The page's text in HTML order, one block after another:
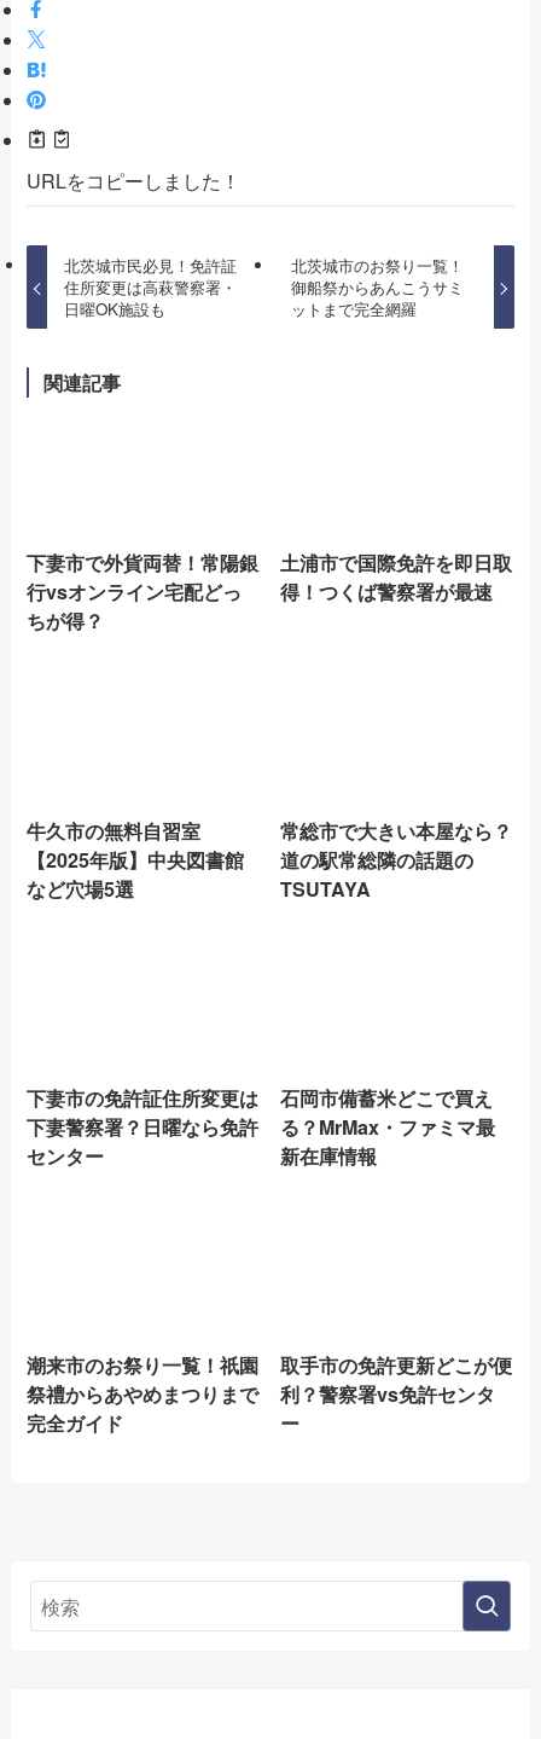
URLをコピーしました！
北茨城市民必見！免許証
住所変更は高萩警察署・
日曜OK施設も
北茨城市のお祭り一覧！
御船祭からあんこうサミ
ットまで完全網羅
関連記事
下妻市で外貨両替！常陽銀
行vsオンライン宅配どっ
ちが得？
土浦市で国際免許を即日取
得！つくば警察署が最速
牛久市の無料自習室
【2025年版】中央図書館
など穴場5選
常総市で大きい本屋なら？
道の駅常総隣の話題の
TSUTAYA
下妻市の免許証住所変更は
下妻警察署？日曜なら免許
センター
石岡市備蓄米どこで買え
る？MrMax・ファミマ最
新在庫情報
潮来市のお祭り一覧！祇園
祭禮からあやめまつりまで
完全ガイド
取手市の免許更新どこが便
利？警察署vs免許センタ
ー